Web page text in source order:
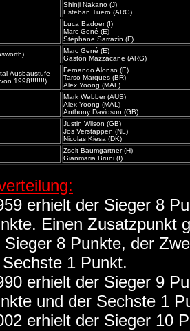
Shinji Nakano (J)
Esteban Tuero (ARG)
Luca Badoer (I)
Marc Gené (E)
Stéphane Sarrazin (F)
Marc Gené (E)
Gastón Mazzacane (ARG)
Ausbaustufe
1998!!!!!!!)
Fernando Alonso (E)
Tarso Marques (BR)
Alex Yoong (MAL)
Mark Webber (AUS)
Alex Yoong (MAL)
Anthony Davidson (GB)
Justin Wilson (GB)
Jos Verstappen (NL)
Nicolas Kiesa (DK)
Zsolt Baumgartner (H)
Gianmaria Bruni (I)
erhielt der Sieger 8
Einen Zusatzpunkt
Sieger 8 Punkte, der
1 Punkt.
erhielt der Sieger 9
und der Sechste 1
erhielt der Sieger 10